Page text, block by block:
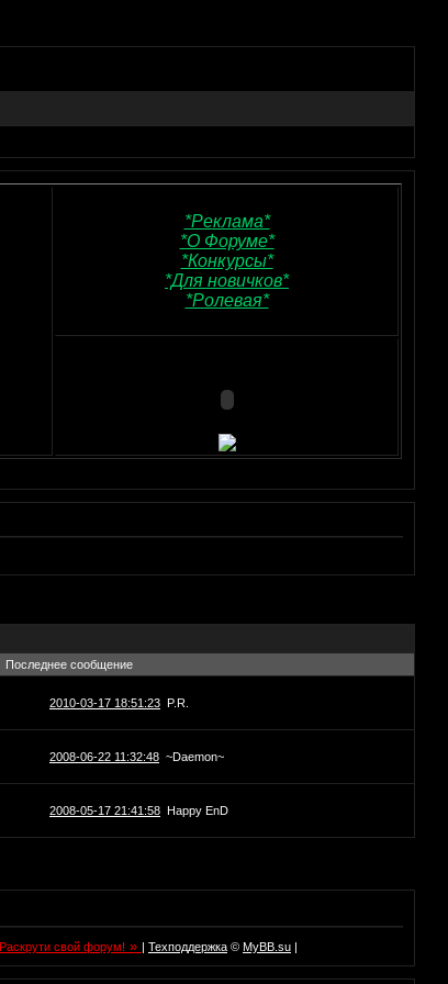
*Реклама*
*О Форуме*
*Конкурсы*
*Для новичков*
*Ролевая*
Последнее сообщение
2010-03-17 18:51:23 P.R.
2008-06-22 11:32:48 ~Daemon~
2008-05-17 21:41:58 Happy EnD
Раскрути свой форум! » Техподдержка © MyBB.su